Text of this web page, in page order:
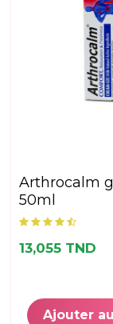
arthrocalm gel creme
50ml
13,055 TND
Ajouter